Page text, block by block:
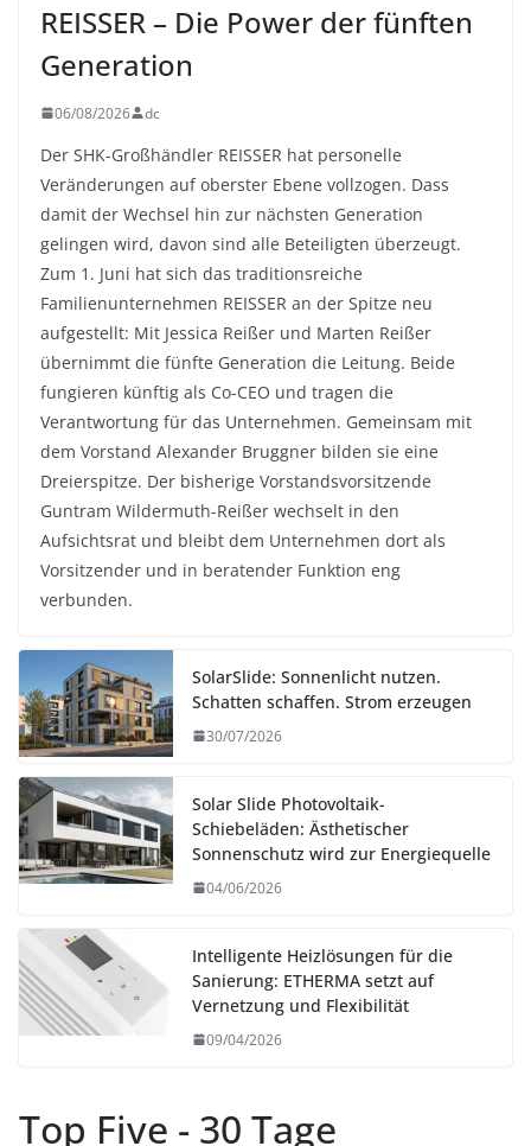
REISSER – Die Power der fünften
Generation
06/08/2026 dc
Der SHK-Großhändler REISSER hat personelle
Veränderungen auf oberster Ebene vollzogen. Dass
damit der Wechsel hin zur nächsten Generation
gelingen wird, davon sind alle Beteiligten überzeugt.
Zum 1. Juni hat sich das traditionsreiche
Familienunternehmen REISSER an der Spitze neu
aufgestellt: Mit Jessica Reißer und Marten Reißer
übernimmt die fünfte Generation die Leitung. Beide
fungieren künftig als Co-CEO und tragen die
Verantwortung für das Unternehmen. Gemeinsam mit
dem Vorstand Alexander Bruggner bilden sie eine
Dreierspitze. Der bisherige Vorstandsvorsitzende
Guntram Wildermuth-Reißer wechselt in den
Aufsichtsrat und bleibt dem Unternehmen dort als
Vorsitzender und in beratender Funktion eng
verbunden.
SolarSlide: Sonnenlicht nutzen.
Schatten schaffen. Strom erzeugen
30/07/2026
Solar Slide Photovoltaik-
Schiebeläden: Ästhetischer
Sonnenschutz wird zur Energiequelle
04/06/2026
Intelligente Heizlösungen für die
Sanierung: ETHERMA setzt auf
Vernetzung und Flexibilität
09/04/2026
Top Five - 30 Tage